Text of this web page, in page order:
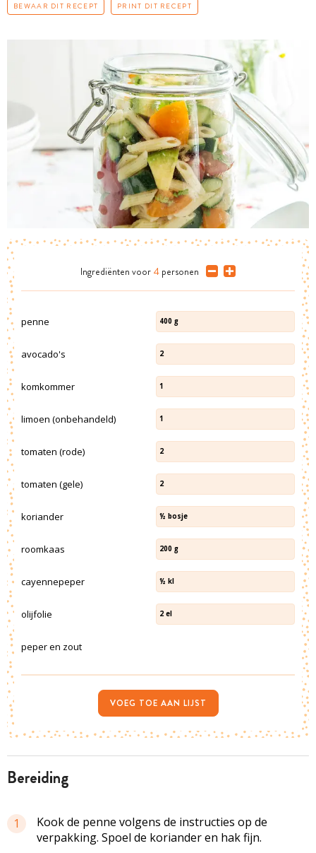
BEWAAR DIT RECEPT PRINT DIT RECEPT
bereiding
1
Kook de penne volgens de instructies op de
verpakking. Spoel de koriander en hak fijn.
Ingrediënten voor 4 personen
penne 400 g
avocado's 2
komkommer 1
limoen (onbehandeld) 1
tomaten (rode) 2
tomaten (gele) 2
koriander ½ bosje
roomkaas 200 g
cayennepeper ½ kl
olijfolie 2 el
peper en zout
VOEG TOE AAN LIJST